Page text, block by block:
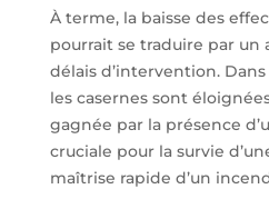
À terme, la baisse des
pourrait se traduire par un
délais d’intervention.
les casernes sont
gagnée par la présence
cruciale pour la survie
maîtrise rapide d’un